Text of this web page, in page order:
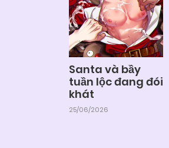
Santa và bầy
tuần lộc đang đói
khát
25/06/2026